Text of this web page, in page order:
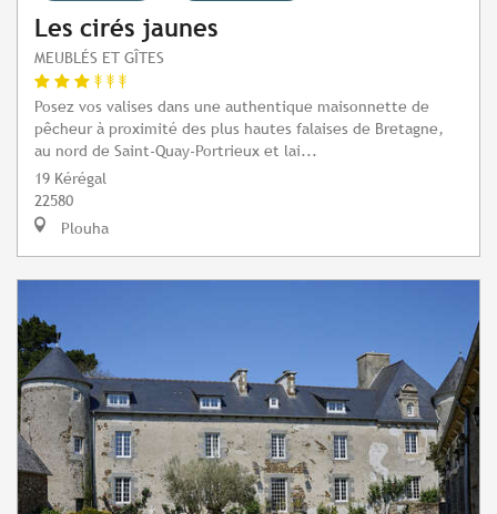
Les cirés jaunes
MEUBLÉS ET GÎTES
Posez vos valises dans une authentique maisonnette de
pêcheur à proximité des plus hautes falaises de Bretagne,
au nord de Saint-Quay-Portrieux et lai...
19 Kérégal
22580
Plouha